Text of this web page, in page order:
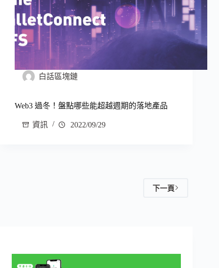
白話區塊鏈
Web3 過冬！盤點哪些能超越週期的落地產品
資訊 2022/09/29
下一頁